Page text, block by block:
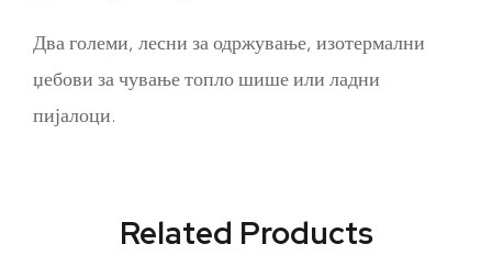
Два големи, лесни за одржување, изотермални
џебови за чување топло шише или ладни
пијалоци.
Related Products